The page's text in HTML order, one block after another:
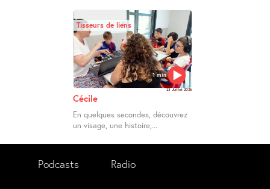
1 min
Tisseurs de liens
23 Juillet 2026
Cécile
En quelques secondes, découvrez
un visage, une histoire,...
Podcasts Radio